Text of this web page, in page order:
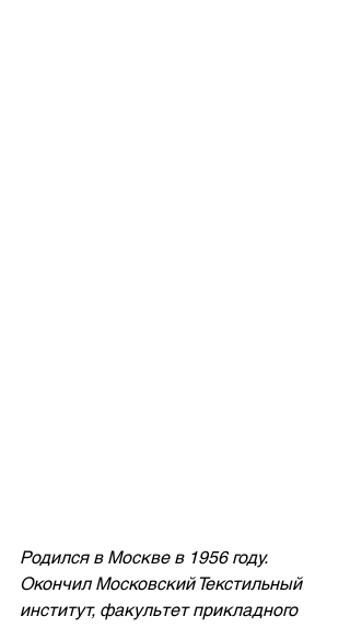
Родился в Москве в 1956 году.
Окончил Московский Текстильный
институт, факультет прикладного